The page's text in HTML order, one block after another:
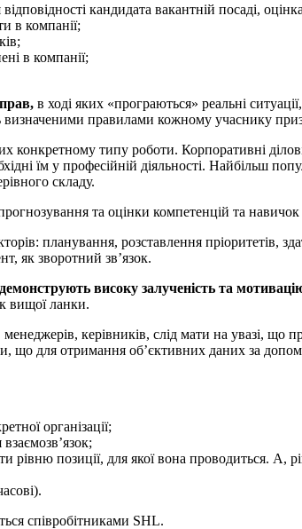
кандидата вакантній посаді,
в компанії;
в компанії;
в ході яких «програються» реальні
визначеними правилами кожному учаснику
конкретному типу роботи. Корпоративні
їм у професійній діяльності. Найбільш
складу.
та оцінки компетенцій та навичок
планування, розставлення пріоритетів,
як зворотний зв’язок.
високу залученість та
вищої ланки.
керівників, слід мати на увазі,
що для отримання об’єктивних даних за
організації;
рівню позиції, для якої вона проводиться. А,
співробітниками SHL.